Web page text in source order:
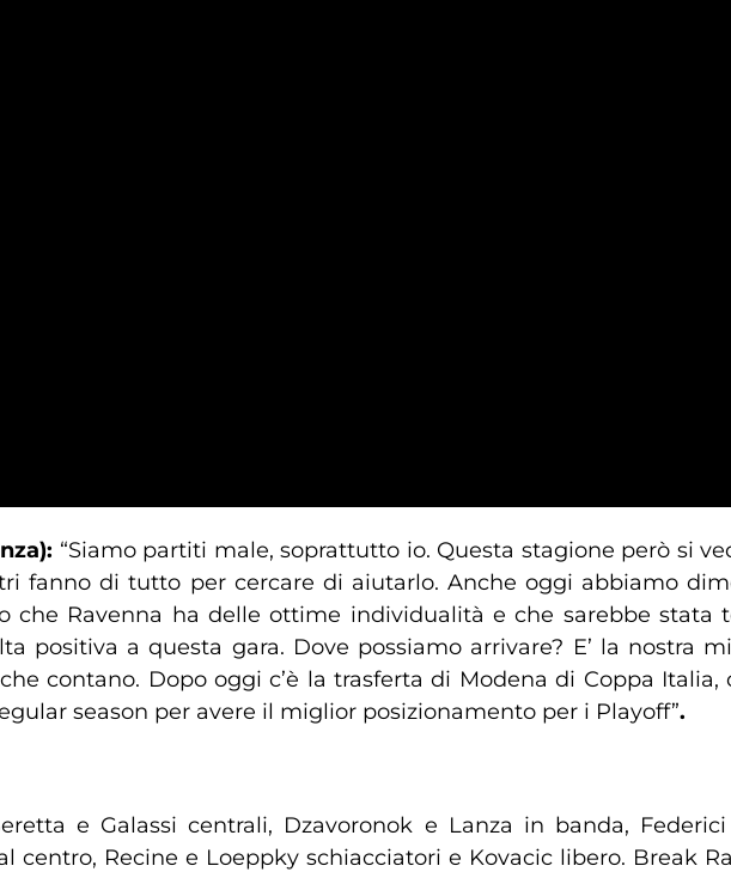
“Siamo partiti male, soprattutto io. Questa stagione però si
fanno di tutto per cercare di aiutarlo. Anche oggi abbiamo
che Ravenna ha delle ottime individualità e che sarebbe stata
positiva a questa gara. Dove possiamo arrivare? E’ la nostra
contano. Dopo oggi c’è la trasferta di Modena di Coppa Italia,
season per avere il miglior posizionamento per i Playoff”.
e Galassi centrali, Dzavoronok e Lanza in banda,
centro, Recine e Loeppky schiacciatori e Kovacic libero. Break